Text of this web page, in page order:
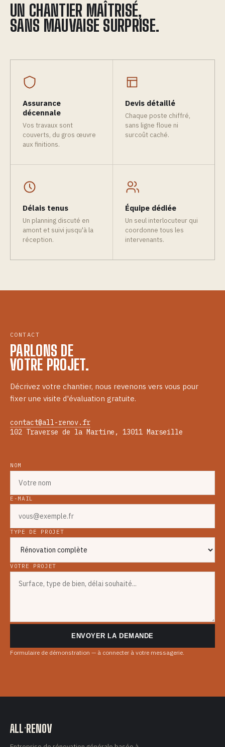
UN CHANTIER MAÎTRISÉ,
SANS MAUVAISE SURPRISE.
Assurance
décennale
Vos travaux sont
couverts, du gros œuvre
aux finitions.
Devis détaillé
Chaque poste chiffré,
sans ligne floue ni
surcoût caché.
Délais tenus
Un planning discuté en
amont et suivi jusqu'à la
réception.
Équipe dédiée
Un seul interlocuteur qui
coordonne tous les
intervenants.
CONTACT
PARLONS DE
VOTRE PROJET.
Décrivez votre chantier, nous revenons vers vous pour
fixer une visite d'évaluation gratuite.
contact@all-renov.fr
102 Traverse de la Martine, 13011 Marseille
NOM
E-MAIL
TYPE DE PROJET
VOTRE PROJET
ENVOYER LA DEMANDE
Formulaire de démonstration — à connecter à votre messagerie.
ALL·RENOV